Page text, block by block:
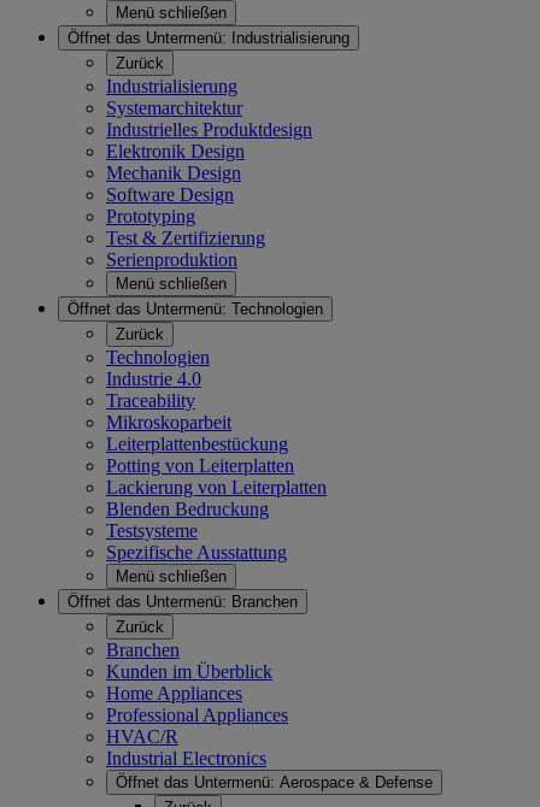
Menü schließen
Öffnet das Untermenü:
Industrialisierung
Zurück
Industrialisierung
Systemarchitektur
Industrielles Produktdesign
Elektronik Design
Mechanik Design
Software Design
Prototyping
Test & Zertifizierung
Serienproduktion
Menü schließen
Öffnet das Untermenü: Technologien
Zurück
Technologien
Industrie 4.0
Traceability
Mikroskoparbeit
Leiterplattenbestückung
Potting von Leiterplatten
Lackierung von Leiterplatten
Blenden Bedruckung
Testsysteme
Spezifische Ausstattung
Menü schließen
Öffnet das Untermenü: Branchen
Zurück
Branchen
Kunden im Überblick
Home Appliances
Professional Appliances
HVAC/R
Industrial Electronics
Öffnet das Untermenü: Aerospace & Defense